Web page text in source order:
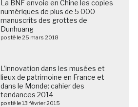
La BNF envoie en Chine les copies
numériques de plus de 5 000
manuscrits des grottes de
Dunhuang
posté le 25 mars 2018
L’innovation dans les musées et
lieux de patrimoine en France et
dans le Monde: cahier des
tendances 2014
posté le 13 février 2015